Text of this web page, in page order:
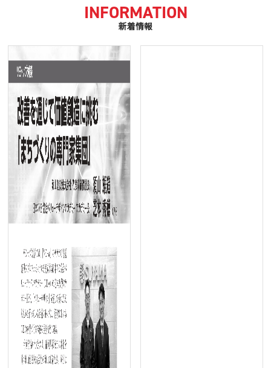
INFORMATION
新着情報